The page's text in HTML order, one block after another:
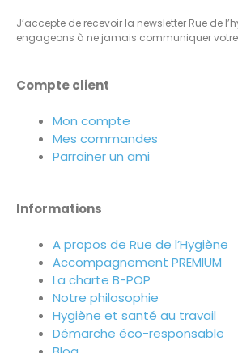
J’accepte de recevoir la newsletter Rue de
engageons à ne jamais communiquer
Compte client
Mon compte
Mes commandes
Parrainer un ami
Informations
A propos de Rue de l’Hygiène
Accompagnement PREMIUM
La charte B-POP
Notre philosophie
Hygiène et santé au travail
Démarche éco-responsable